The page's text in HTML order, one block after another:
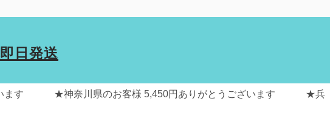
即日発送